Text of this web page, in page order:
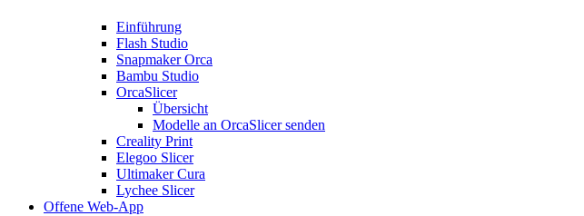
Einführung
Flash Studio
Snapmaker Orca
Bambu Studio
OrcaSlicer
Übersicht
Modelle an OrcaSlicer senden
Creality Print
Elegoo Slicer
Ultimaker Cura
Lychee Slicer
Offene Web-App